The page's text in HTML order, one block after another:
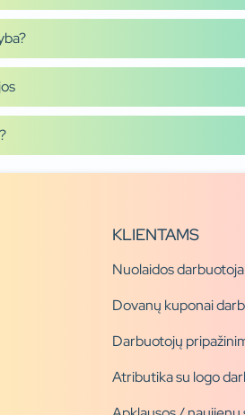
KLIENTAMS
Nuolaidos
Dovanų kuponai
Darbuotojų
Atributika su logo